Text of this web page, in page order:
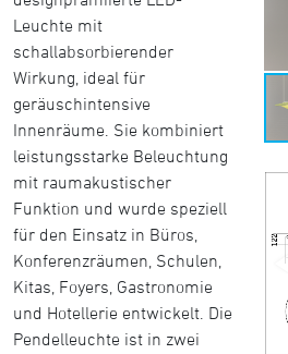
Leuchte mit
schallabsorbierender
Wirkung, ideal für
geräuschintensive
Innenräume. Sie kombiniert
leistungsstarke Beleuchtung
mit raumakustischer
Funktion und wurde speziell
für den Einsatz in Büros,
Konferenzräumen, Schulen,
Kitas, Foyers, Gastronomie
und Hotellerie entwickelt. Die
Pendelleuchte ist in zwei